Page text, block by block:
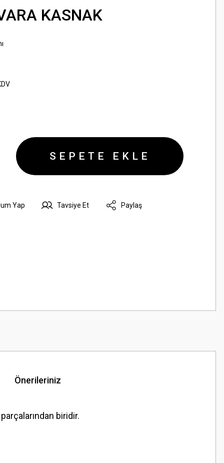
KASNAK
SEPETE EKLE
Yap Tavsiye Et Paylaş
Önerileriniz
biridir.